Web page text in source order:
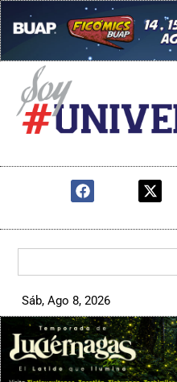
Sáb, Ago 8, 2026